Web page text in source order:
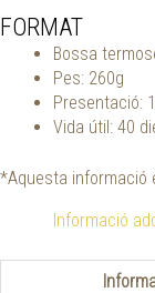
FORMAT
Bossa
Pes: 260g
Presentació:
Vida útil: 40
*Aquesta informació
Informació